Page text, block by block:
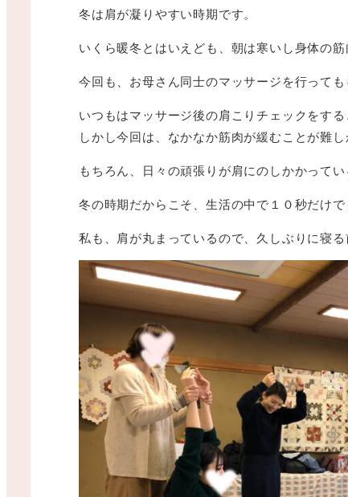
冬は肩が凝りやすい時期です。
いくら暖冬とはいえども、朝は寒いし身体の筋
今回も、お母さん同士のマッサージを行っても
いつもはマッサージ後の肩こりチェックをす
しかし今回は、なかなか筋肉が緩むことが難
もちろん、日々の頑張りが肩にのしかかってい
冬の時期だからこそ、生活の中で１０秒だけ
私も、肩が丸まっているので、久しぶりに寝る